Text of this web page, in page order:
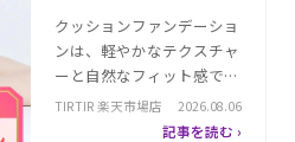
凍保存に対応しています。
食洗機対応やBPAフリー素
材の採用に…
クッションファンデーショ
ンは、軽やかなテクスチャ
ーと自然なフィット感で人
気を集めるメイクアイテ
ム。特に「マスクフィッ
TIRTIR 楽天市場店 2026.08.06
記事を読む ›